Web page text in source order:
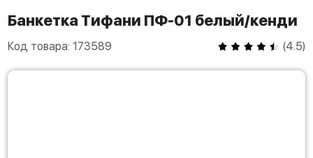
Банкетка Тифани ПФ-01 белый/кенди
Код товара: 173589 (4.5)